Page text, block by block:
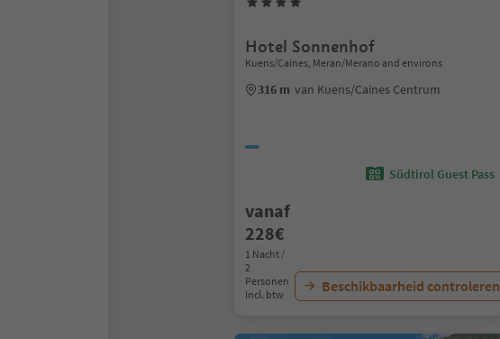
Hotel Sonnenhof
Kuens/Caines, Meran/Merano and environs
316 m van Kuens/Caines Centrum
Südtirol Guest Pass
vanaf
228€
1 Nacht /
2
Personen
Incl. btw
Beschikbaarheid controleren